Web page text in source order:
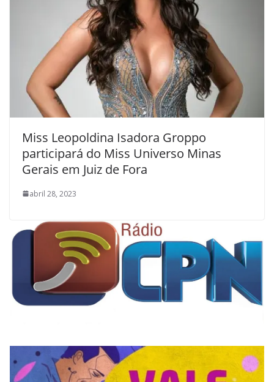
Miss Leopoldina Isadora Groppo
participará do Miss Universo Minas
Gerais em Juiz de Fora
abril 28, 2023